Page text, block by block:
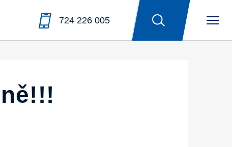
724 226 005